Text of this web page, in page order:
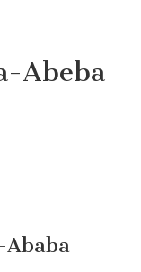
Abeba
Ababa